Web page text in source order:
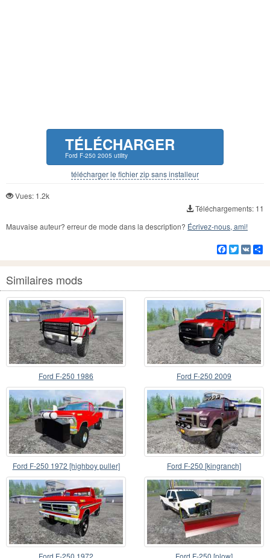
TÉLÉCHARGER
Ford F-250 2005 utility
télécharger le fichier zip sans installeur
Vues: 1.2k
Téléchargements: 11
Mauvaise auteur? erreur de mode dans la description? Écrivez-nous, ami!
Facebook
Twitter
VK
Similaires mods
Ford F-250 1986 Ford F-250 2009
Ford F-250 1972 [highboy puller] Ford F-250 [kingranch]
Ford F-250 1972 Ford F-250 [plow]